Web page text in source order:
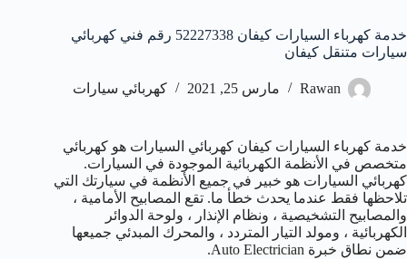
خدمة كهرباء السيارات كيفان 52227338 رقم فني كهربائي
سيارات متنقل كيفان
Rawan مارس 25, 2021 كهربائي سيارات
خدمة كهرباء السيارات كيفان كهربائي السيارات هو كهربائي
متخصص في الأنظمة الكهربائية الموجودة في السيارات.
كهربائي السيارات هو خبير في جميع الأنظمة في سيارتك التي
تلاحظها فقط عندما يحدث خطأ ما. تقع المصابيح الأمامية ،
والمصابيح التشخيصية ، ونظام الإنذار ، ولوحة الدوائر
الكهربائية ، ومولد التيار المتردد ، والمحرك المبدئي جميعها
ضمن نطاق خبرة Auto Electrician.